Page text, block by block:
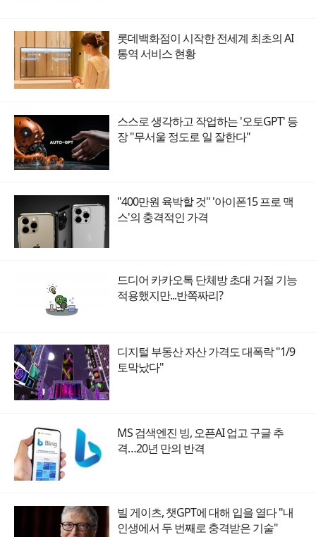
롯데백화점이 시작한 전세계 최초의 AI
통역 서비스 현황
스스로 생각하고 작업하는 '오토GPT' 등
장 "무서울 정도로 일 잘한다"
"400만원 육박할 것" '아이폰15 프로 맥
스'의 충격적인 가격
드디어 카카오톡 단체방 초대 거절 기능
적용했지만...반쪽짜리?
디지털 부동산 자산 가격도 대폭락 "1/9
토막났다"
MS 검색엔진 빙, 오픈AI 업고 구글 추
격…20년 만의 반격
빌 게이츠, 챗GPT에 대해 입을 열다 "내
인생에서 두 번째로 충격받은 기술"